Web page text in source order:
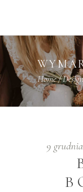
Home/Design
9